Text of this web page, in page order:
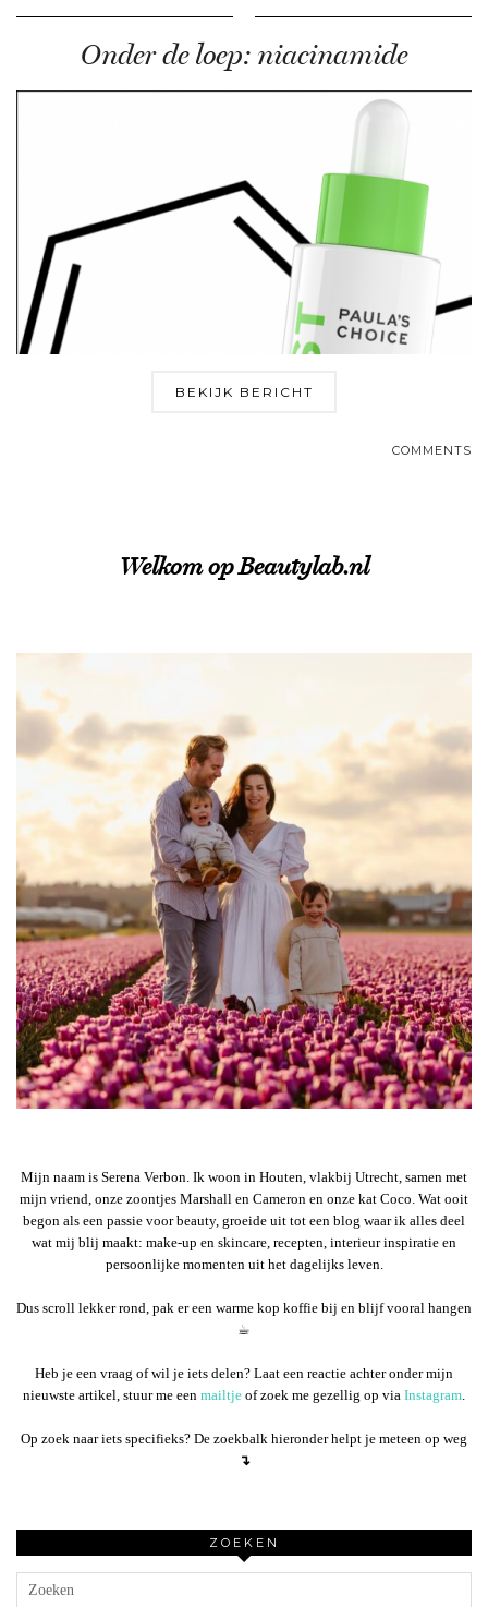
Onder de loep: niacinamide
BEKIJK BERICHT
COMMENTS
Welkom op Beautylab.nl
Mijn naam is Serena Verbon. Ik woon in Houten, vlakbij Utrecht, samen met
mijn vriend, onze zoontjes Marshall en Cameron en onze kat Coco. Wat ooit
begon als een passie voor beauty, groeide uit tot een blog waar ik alles deel
wat mij blij maakt: make-up en skincare, recepten, interieur inspiratie en
persoonlijke momenten uit het dagelijks leven.
Dus scroll lekker rond, pak er een warme kop koffie bij en blijf vooral hangen
☕︎
Heb je een vraag of wil je iets delen? Laat een reactie achter onder mijn
nieuwste artikel, stuur me een mailtje of zoek me gezellig op via Instagram.
Op zoek naar iets specifieks? De zoekbalk hieronder helpt je meteen op weg
↴
ZOEKEN